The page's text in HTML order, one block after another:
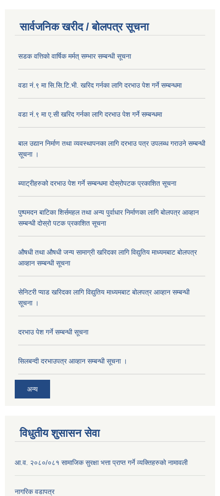
सार्वजनिक खरीद / बोलपत्र सूचना
सडक वत्तिको वार्षिक मर्मत् सम्भार सम्बन्धी सूचना
वडा नं.९ मा सि.सि.टि.भी. खरिद गर्नका लागि दरभाउ पेश गर्ने सम्बन्धमा
वडा नं.९ मा ए.सी खरिद गर्नका लागि दरभाउ पेश गर्ने सम्बन्धमा
बाल उद्यान निर्माण तथा व्यवस्थापनका लागि दरभाउ पत्र उपलब्ध गराउने सम्बन्धी
सूचना ।
ब्याट्रीहरुको दरभाउ पेश गर्ने सम्बन्धमा दोस्रोपटक प्रकाशित सूचना
पुष्पमदन बाटिका शिर्समहल तथा अन्य पुर्वाधार निर्माणका लागि बोलपत्र आव्हान
सम्बन्धी दोस्रो पटक प्रकाशित सूचना
औषधी तथा औषधी जन्य सामाग्री खरिदका लागि विद्युतिय माध्यमबाट बोलपत्र
आव्हान सम्बन्धी सूचना
सेनिटरी प्याड खरिदका लागि विद्युतिय माध्यमबाट बोलपत्र आव्हान सम्बन्धी
सूचना ।
दरभाउ पेश गर्ने सम्बन्धी सूचना
सिलबन्दी दरभाउपत्र आव्हान सम्बन्धी सूचना ।
अन्य
विधुतीय शुसासन सेवा
आ.व. २०८०/०८१ सामाजिक सुरक्षा भत्ता प्राप्त गर्ने व्यक्तिहरुको नामावली
नागरिक वडापत्र